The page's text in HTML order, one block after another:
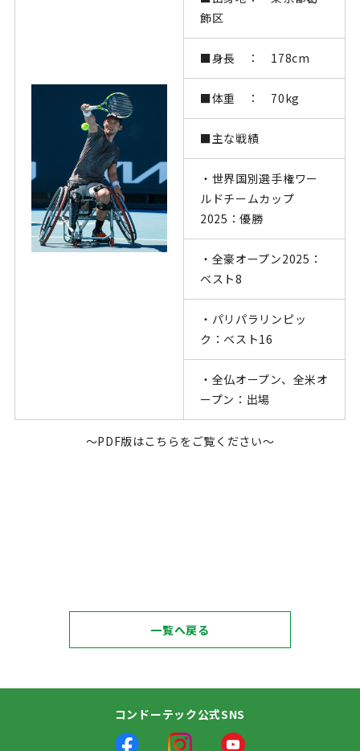
飾区
■身長 ： 178cm
■体重 ： 70kg
■主な戦績
・世界国別選手権ワー
ルドチームカップ
2025 ：優勝
・全豪オープン2025 ：
ベスト8
・パリパラリンピッ
ク：ベスト16
・全仏オープン、全米オ
ープン：出場
～PDF版はこちらをご覧ください～
一覧へ戻る
コンドーテック公式SNS